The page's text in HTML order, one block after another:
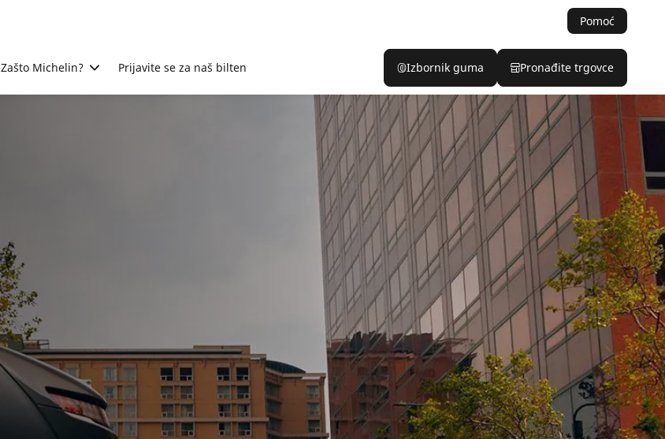
Pomoć
Zašto Michelin? Prijavite se za naš bilten Izbornik guma Pronađite trgovce